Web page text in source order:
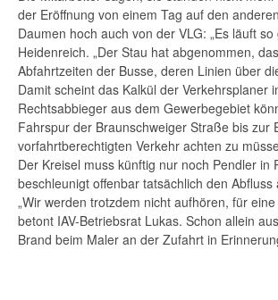
der Eröffnung von einem Tag auf den
Daumen hoch auch von der VLG: „Es läuft
Heidenreich. „Der Stau hat abgenommen,
Abfahrtzeiten der Busse, deren Linien über
Damit scheint das Kalkül der Verkehrsplaner
Rechtsabbieger aus dem Gewerbegebiet
Fahrspur der Braunschweiger Straße bis
vorfahrtberechtigten Verkehr achten zu
Der Kreisel muss künftig nur noch Pendler
beschleunigt offenbar tatsächlich den
„Wir werden trotzdem nicht aufhören, für
betont IAV-Betriebsrat Lukas. Schon allein
Brand beim Maler an der Zufahrt in